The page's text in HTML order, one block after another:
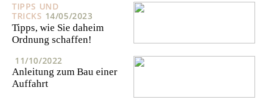
TIPPS UND
TRICKS 14/05/2023
Tipps, wie Sie daheim
Ordnung schaffen!
11/10/2022
Anleitung zum Bau einer
Auffahrt